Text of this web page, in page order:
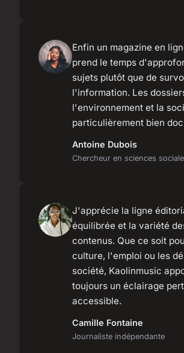
Enfin un magazine en
prend le temps
sujets plutôt que de
l'information. Les
l'environnement et la
particulièrement bien
Antoine Dubois
Chercheur en sciences
J'apprécie la ligne
équilibrée et la variété
contenus. Que ce soit
culture, l'emploi ou les
société, Kaolinmusic
toujours un éclairage
accessible.
Camille Fontaine
Journaliste indépendante